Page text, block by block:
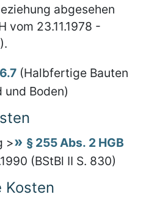
abgesehen
vom 23.11.1978 -
(Halbfertige Bauten
und Boden)
>
§ 255 Abs. 2 HGB
(BStBl II S. 830)
Kosten